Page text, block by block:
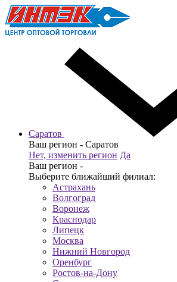
Саратов
Ваш регион - Саратов
Нет, изменить регион Да
Ваш регион -
Выберите ближайший филиал:
Астрахань
Волгоград
Воронеж
Краснодар
Липецк
Москва
Нижний Новгород
Оренбург
Ростов-на-Дону